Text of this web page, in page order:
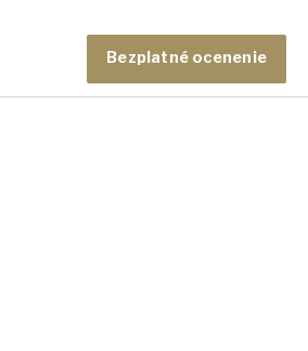
Bezplatné ocenenie